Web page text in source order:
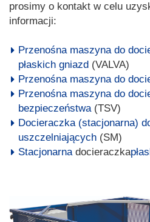
prosimy o kontakt w celu
informacji:
Przenośna maszyna do
płaskich gniazd (VALVA)
Przenośna maszyna do
Przenośna maszyna do
bezpieczeństwa(TSV)
Docieraczka (stacjonarna)
uszczelniających (SM)
Stacjonarnadocieraczka